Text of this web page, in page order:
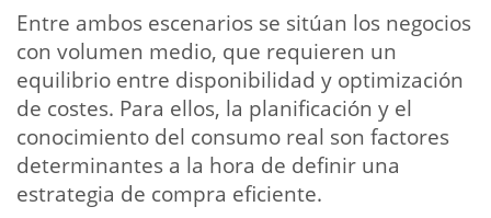
Entre ambos escenarios se sitúan los negocios
con volumen medio, que requieren un
equilibrio entre disponibilidad y optimización
de costes. Para ellos, la planificación y el
conocimiento del consumo real son factores
determinantes a la hora de definir una
estrategia de compra eficiente.